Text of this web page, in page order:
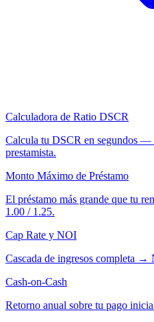
Calculadora de Ratio DSCR
Calcula tu DSCR en segundos —
prestamista.
Monto Máximo de Préstamo
El préstamo más grande que tu
1.00 / 1.25.
Cap Rate y NOI
Cascada de ingresos completa
Cash-on-Cash
Retorno anual sobre tu pago